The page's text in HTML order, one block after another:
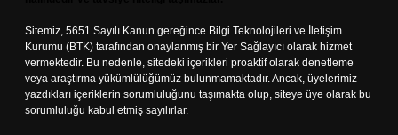
Sitemiz, 5651 Sayılı Kanun gereğince Bilgi Teknolojileri ve İletişim
Kurumu (BTK) tarafından onaylanmış bir Yer Sağlayıcı olarak hizmet
vermektedir. Bu nedenle, sitedeki içerikleri proaktif olarak denetleme
veya araştırma yükümlülüğümüz bulunmamaktadır. Ancak, üyelerimiz
yazdıkları içeriklerin sorumluluğunu taşımakta olup, siteye üye olarak bu
sorumluluğu kabul etmiş sayılırlar.